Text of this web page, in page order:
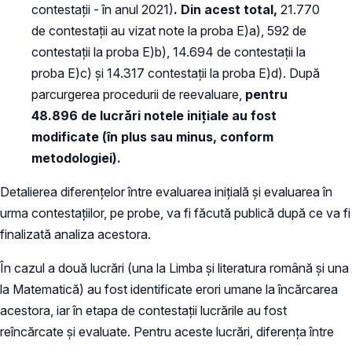
contestații - în anul 2021). Din acest total, 21.770
de contestații au vizat note la proba E)a), 592 de
contestații la proba E)b), 14.694 de contestații la
proba E)c) și 14.317 contestații la proba E)d). După
parcurgerea procedurii de reevaluare, pentru
48.896 de lucrări notele inițiale au fost
modificate (în plus sau minus, conform
metodologiei).
Detalierea diferențelor între evaluarea inițială și evaluarea în
urma contestațiilor, pe probe, va fi făcută publică după ce va fi
finalizată analiza acestora.
În cazul a două lucrări (una la Limba și literatura română și una
la Matematică) au fost identificate erori umane la încărcarea
acestora, iar în etapa de contestații lucrările au fost
reîncărcate și evaluate. Pentru aceste lucrări, diferența între